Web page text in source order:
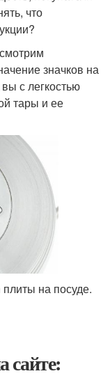
что
значков на
с легкостью
тары и ее
на посуде.
сайте: